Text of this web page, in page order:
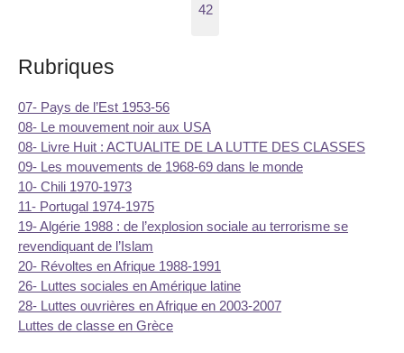
42
Rubriques
07- Pays de l’Est 1953-56
08- Le mouvement noir aux USA
08- Livre Huit : ACTUALITE DE LA LUTTE DES CLASSES
09- Les mouvements de 1968-69 dans le monde
10- Chili 1970-1973
11- Portugal 1974-1975
19- Algérie 1988 : de l’explosion sociale au terrorisme se
revendiquant de l’Islam
20- Révoltes en Afrique 1988-1991
26- Luttes sociales en Amérique latine
28- Luttes ouvrières en Afrique en 2003-2007
Luttes de classe en Grèce